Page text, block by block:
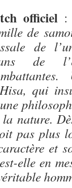
officiel
de
de
de
qui
nature.
pas plus
et
elle en